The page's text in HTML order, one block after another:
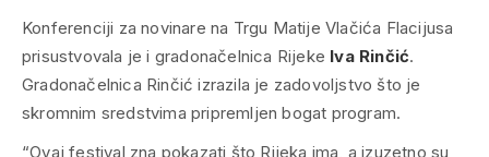
Konferenciji za novinare na Trgu Matije Vlačića Flacijusa
prisustvovala je i gradonačelnica Rijeke Iva Rinčić.
Gradonačelnica Rinčić izrazila je zadovoljstvo što je
skromnim sredstvima pripremljen bogat program.
“Ovaj festival zna pokazati što Rijeka ima, a izuzetno su